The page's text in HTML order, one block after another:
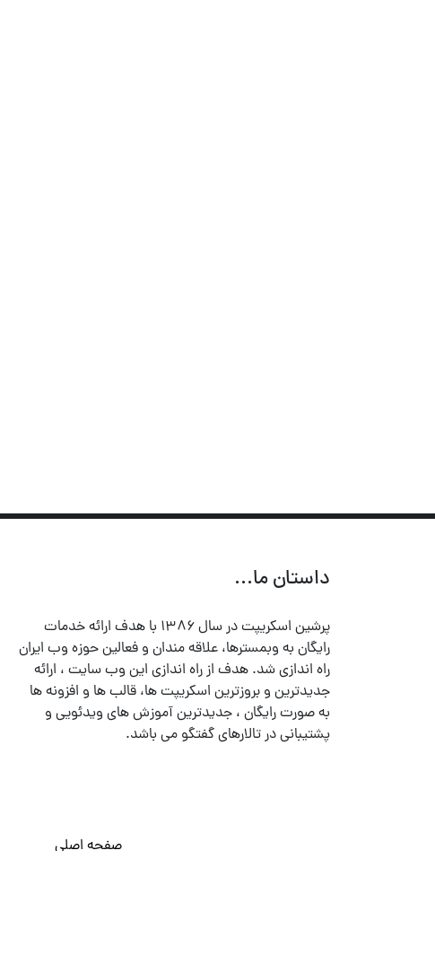
داستان ما...
پرشین اسکریپت در سال ۱۳۸۶ با هدف ارائه خدمات
رایگان به وبمسترها، علاقه مندان و فعالین حوزه وب ایران
راه اندازی شد. هدف از راه اندازی این وب سایت ، ارائه
جدیدترین و بروزترین اسکریپت ها، قالب ها و افزونه ها
به صورت رایگان ، جدیدترین آموزش های ویدئویی و
پشتیبانی در تالارهای گفتگو می باشد.
صفحه اصلی